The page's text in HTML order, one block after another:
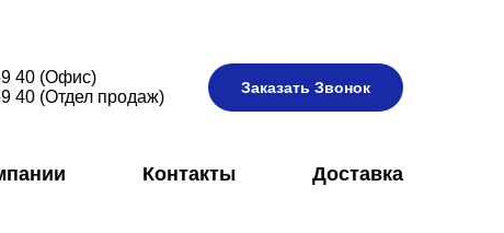
40 (Офис)
40 (Отдел продаж)
Заказать Звонок
Контакты Доставка